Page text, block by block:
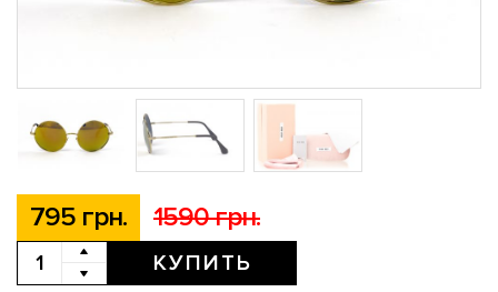
795 грн. 1590 грн.
КУПИТЬ